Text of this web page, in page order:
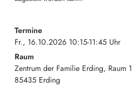
Termine
Fr., 16.10.2026 10:15-11:45 Uhr
Raum
Zentrum der Familie Erding, Raum 1
85435 Erding